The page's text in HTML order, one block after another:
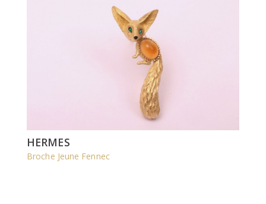
HERMES
Broche Jeune Fennec